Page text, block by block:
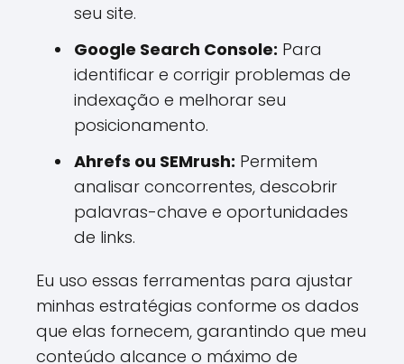
seu site.
Google Search Console: Para
identificar e corrigir problemas de
indexação e melhorar seu
posicionamento.
Ahrefs ou SEMrush: Permitem
analisar concorrentes, descobrir
palavras-chave e oportunidades
de links.
Eu uso essas ferramentas para ajustar
minhas estratégias conforme os dados
que elas fornecem, garantindo que meu
conteúdo alcance o máximo de